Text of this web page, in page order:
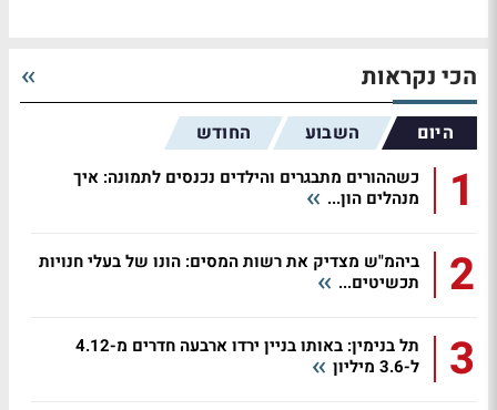
הכי נקראות
היום השבוע החודש
1
כשההורים מתבגרים והילדים נכנסים לתמונה: איך
מנהלים הון...
2
ביהמ"ש מצדיק את רשות המסים: הונו של בעלי חנויות
תכשיטים...
3
תל בנימין: באותו בניין ירדו ארבעה חדרים מ-4.12
ל-3.6 מיליון